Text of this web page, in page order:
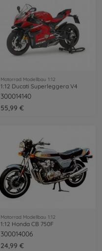
Motorrad Modellbau 1:12
1:12 Ducati Superleggera V4
300014140
55,99 €
Motorrad Modellbau 1:12
1:12 Honda CB 750F
300014006
24,99 €